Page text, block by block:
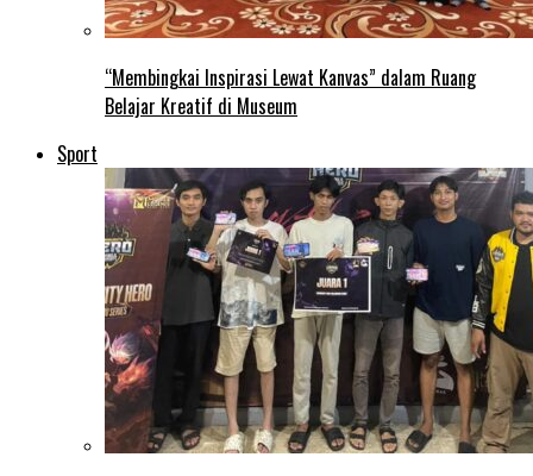
“Membingkai Inspirasi Lewat Kanvas” dalam Ruang
Belajar Kreatif di Museum
Sport